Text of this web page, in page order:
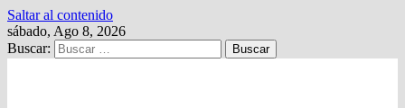
Saltar al contenido
sábado, Ago 8, 2026
Buscar: